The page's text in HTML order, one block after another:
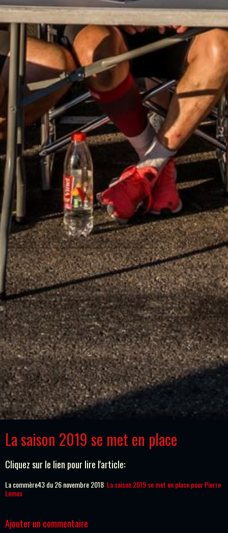
La saison 2019 se met en place
Cliquez sur le lien pour lire l'article:
La commère43 du 26 novembre 2018:La saison 2019 se met en place pour Pierre
Lemos
Ajouter un commentaire